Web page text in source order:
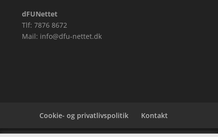
dFUNettet
Tlf: 7876 8672
Mail: info@dfu-nettet.dk
Cookie- og privatlivspolitik Kontakt